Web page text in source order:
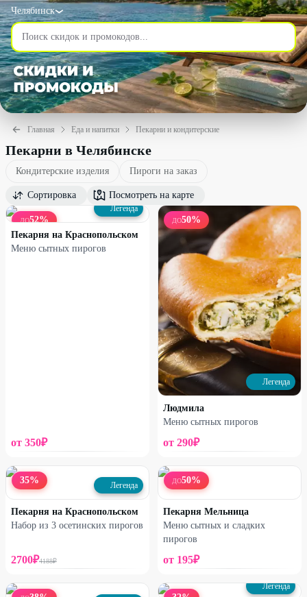
Челябинск
Главная Еда и напитки Пекарни и кондитерские
Пекарни в Челябинске
Кондитерские изделия Пироги на заказ
Сортировка Посмотреть на карте
ДО52%
Легенда
Пекарня на Краснопольском
Меню сытных пирогов
от 350₽
ДО50%
Легенда
Людмила
Меню сытных пирогов
от 290₽
35% Легенда
Пекарня на Краснопольском
Набор из 3 осетинских пирогов
2700₽4188₽
ДО50%
Пекарня Мельница
Меню сытных и сладких
пирогов
от 195₽
Легенда